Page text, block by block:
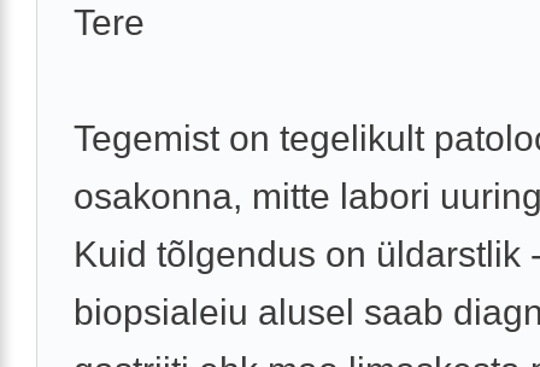
Tere
Tegemist on tegelikult
osakonna, mitte labori
Kuid tõlgendus on üldarstlik
biopsialeiu alusel saab